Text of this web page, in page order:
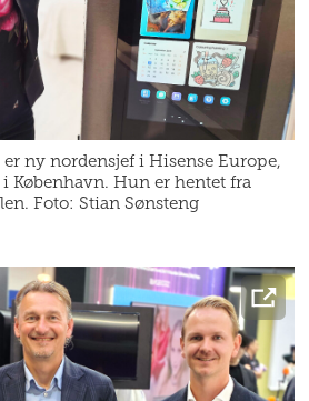
ny nordensjef i Hisense Europe,
København. Hun er hentet fra
Foto: Stian Sønsteng